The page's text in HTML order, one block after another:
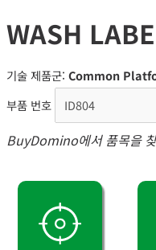
WASH
기술 제품군: Common
부품 번호
BuyDomino에서 품목을